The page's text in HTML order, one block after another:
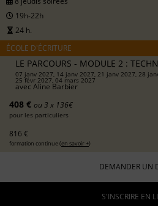
19h-22h
24 h.
ÉCOLE D'ÉCRITURE
LE PARCOURS - MODULE 2 :
07 janv 2027, 14 janv 2027, 21 janv 2027, 28
25 févr 2027, 04 mars 2027
avec Aline Barbier
408 € ou 3 x 136€
pour les particuliers
816 €
formation continue (en savoir +)
DEMANDER UN
S'INSCRIRE EN